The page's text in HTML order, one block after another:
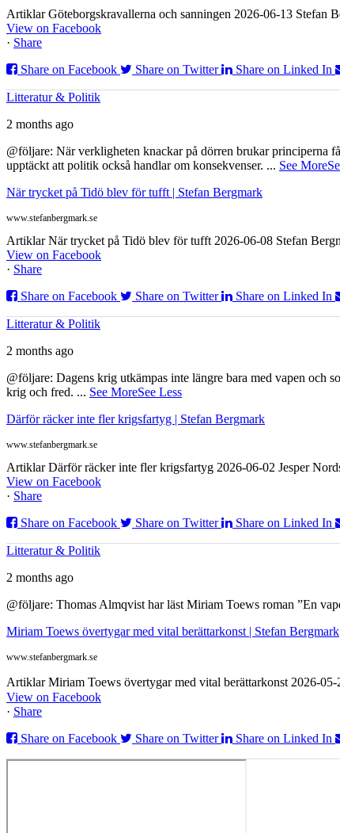
Artiklar Göteborgskravallerna och sanningen 2026-06-13 Stefan
View on Facebook
· Share
Share on Facebook
Share on Twitter Share on Linked In
Litteratur & Politik
2 months ago
@följare: När verkligheten knackar på dörren brukar principerna
upptäckt att politik också handlar om konsekvenser. ... See More
När trycket på Tidö blev för tufft | Stefan Bergmark
www.stefanbergmark.se
Artiklar När trycket på Tidö blev för tufft 2026-06-08 Stefan
View on Facebook
· Share
Share on Facebook
Share on Twitter Share on Linked In
Litteratur & Politik
2 months ago
@följare: Dagens krig utkämpas inte längre bara med vapen och
krig och fred. ... See MoreSee Less
Därför räcker inte fler krigsfartyg | Stefan Bergmark
www.stefanbergmark.se
Artiklar Därför räcker inte fler krigsfartyg 2026-06-02 Jesper
View on Facebook
· Share
Share on Facebook
Share on Twitter Share on Linked In
Litteratur & Politik
2 months ago
@följare: Thomas Almqvist har läst Miriam Toews roman ”En
Miriam Toews övertygar med vital berättarkonst | Stefan Bergmark
www.stefanbergmark.se
Artiklar Miriam Toews övertygar med vital berättarkonst 2026-
View on Facebook
· Share
Share on Facebook
Share on Twitter Share on Linked In